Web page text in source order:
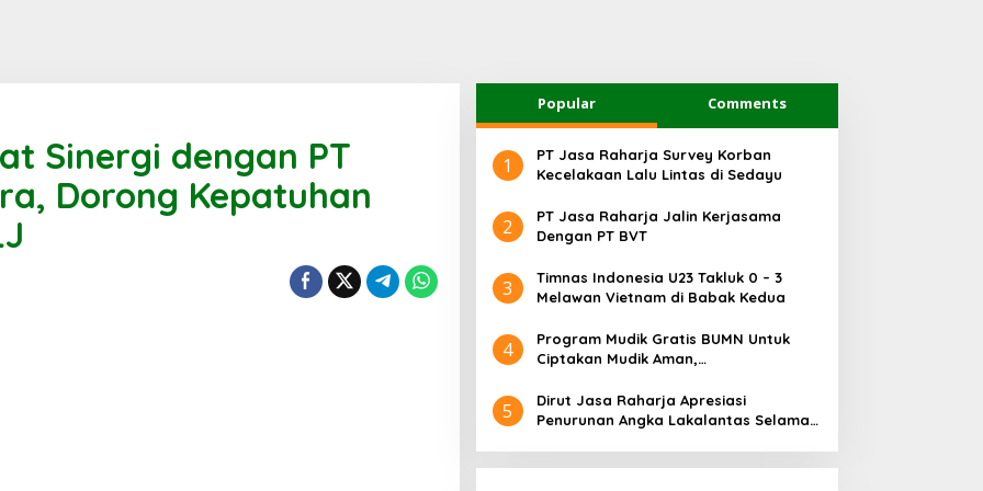
Sinergi dengan PT
Dorong Kepatuhan
Popular Comments
1
PT Jasa Raharja Survey Korban
Kecelakaan Lalu Lintas di Sedayu
2
PT Jasa Raharja Jalin Kerjasama
Dengan PT BVT
3
Timnas Indonesia U23 Takluk 0 – 3
Melawan Vietnam di Babak Kedua
4
Program Mudik Gratis BUMN Untuk
Ciptakan Mudik Aman,
5
Dirut Jasa Raharja Apresiasi
Penurunan Angka Lakalantas Selama